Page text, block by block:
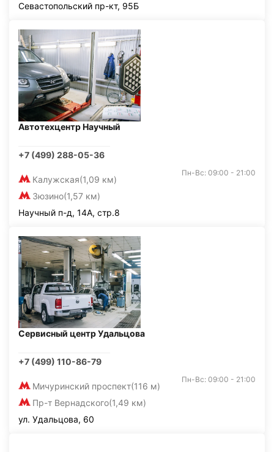
Севастопольский пр-кт, 95Б
Автотехцентр Научный
+7 (499) 288-05-36
Калужская(1,09 км)
Зюзино(1,57 км)
Пн-Вс: 09:00 - 21:00
Научный п-д, 14А, стр.8
Сервисный центр Удальцова
+7 (499) 110-86-79
Мичуринский проспект(116 м)
Пр-т Вернадского(1,49 км)
Пн-Вс: 09:00 - 21:00
ул. Удальцова, 60